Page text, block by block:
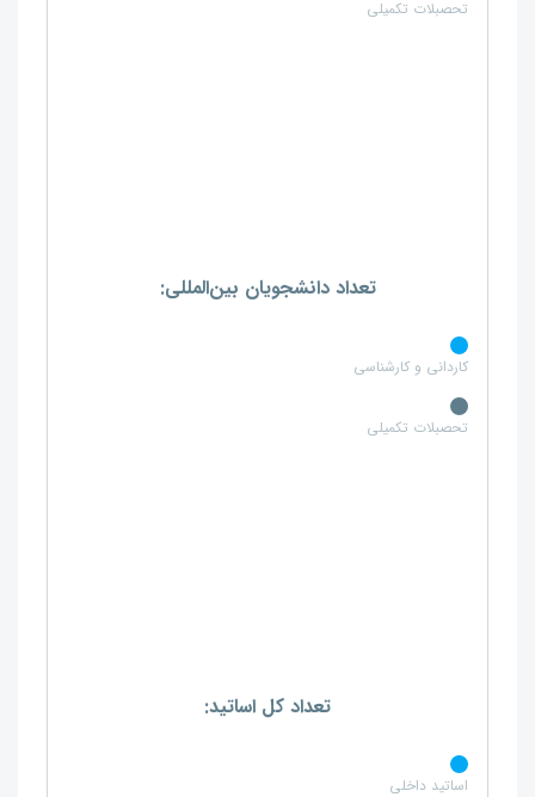
تحصبلات تکمیلی
تعداد دانشجویان بین‌المللی:
کاردانی و کارشناسی
تحصبلات تکمیلی
تعداد کل اساتید:
اساتید داخلی